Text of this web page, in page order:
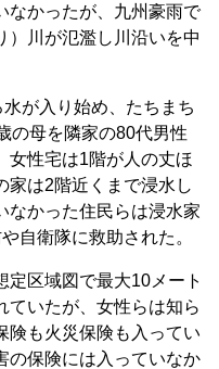
なかったが、九州豪雨で
）川が氾濫し川沿いを中
が入り始め、たちまち
の母を隣家の80代男性
女性宅は1階が人の丈ほ
家は2階近くまで浸水し
なかった住民らは浸水家
自衛隊に救助された。
区域図で最大10メート
ていたが、女性らは知ら
険も火災保険も入ってい
の保険には入っていなか